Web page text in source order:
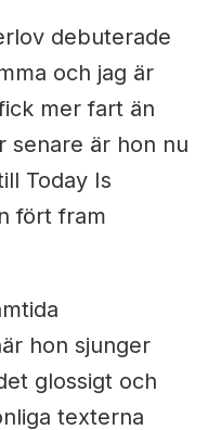
debuterade
och jag är
mer fart än
senare är hon nu
Today Is
fört fram
hon sjunger
glossigt och
texterna